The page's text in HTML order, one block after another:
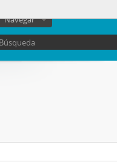
Navegar